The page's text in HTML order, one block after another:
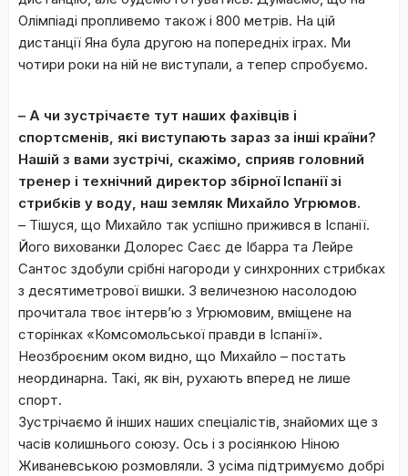
Олімпіаді пропливемо також і 800 метрів. На цій
дистанції Яна була другою на попередніх іграх. Ми
чотири роки на ній не виступали, а тепер спробуємо.
– А чи зустрічаєте тут наших фахівців і
спортсменів, які виступають зараз за інші країни?
Нашій з вами зустрічі, скажімо, сприяв головний
тренер і технічний директор збірної Іспанії зі
стрибків у воду, наш земляк Михайло Угрюмов.
– Тішуся, що Михайло так успішно прижився в Іспанії.
Його вихованки Долорес Саєс де Ібарра та Лейре
Сантос здобули срібні нагороди у синхронних стрибках
з десятиметрової вишки. З величезною насолодою
прочитала твоє інтерв’ю з Угрюмовим, вміщене на
сторінках «Комсомольської правди в Іспанії».
Неозброєним оком видно, що Михайло – постать
неординарна. Такі, як він, рухають вперед не лише
спорт.
Зустрічаємо й інших наших спеціалістів, знайомих ще з
часів колишнього союзу. Ось і з росіянкою Ніною
Живаневською розмовляли. З усіма підтримуємо добрі